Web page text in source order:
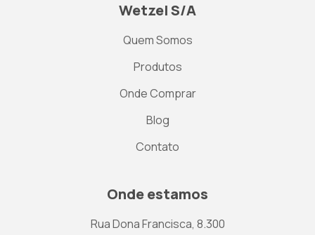
Wetzel S/A
Quem Somos
Produtos
Onde Comprar
Blog
Contato
Onde estamos
Rua Dona Francisca, 8.300